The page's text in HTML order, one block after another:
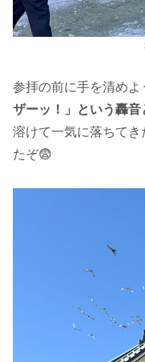
参拝の前に手を清めよ
ザーッ！」という轟音
溶けて一気に落ちて
たぞ😨